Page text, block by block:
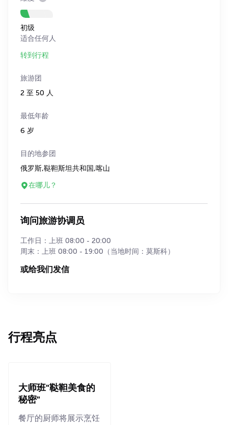
初级
适合任何人
转到行程
旅游团
2 至 50 人
最低年龄
6 岁
目的地参团
俄罗斯,鞑靼斯坦共和国,喀山
在哪儿？
询问旅游协调员
工作日：上班 08:00 - 20:00
周末：上班 08:00 - 19:00（当地时间：莫斯科）
或给我们发信
行程亮点
大师班"鞑靼美食的
秘密"
餐厅的厨师将展示烹饪